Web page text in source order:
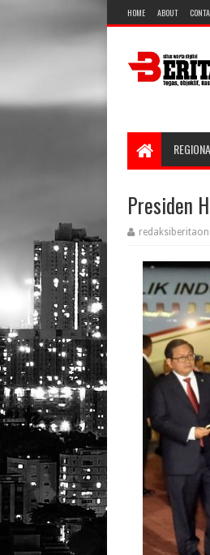
HOME ABOUT
Presiden